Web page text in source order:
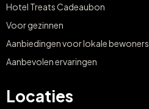
Hotel Treats Cadeaubon
Voor gezinnen
Aanbiedingen voor lokale bewoners
Aanbevolen ervaringen
Locaties